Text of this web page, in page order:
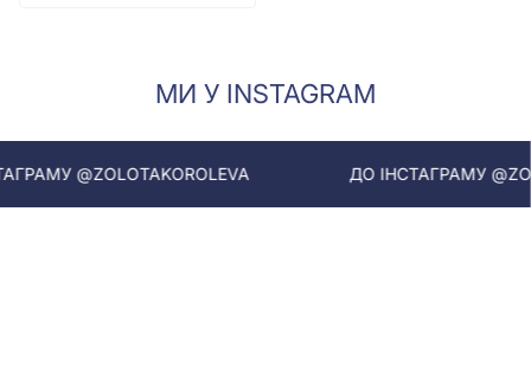
МИ У INSTAGRAM
@ZOLOTAKOROLEVA ДО ІНСТАГРАМУ